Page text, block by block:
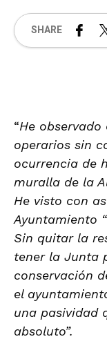
SHARE
“He
operarios sin
ocurrencia de
muralla de la
He visto con
Ayuntamiento
Sin quitar la
tener la Junta
conservación
el
una pasividad
absoluto”.